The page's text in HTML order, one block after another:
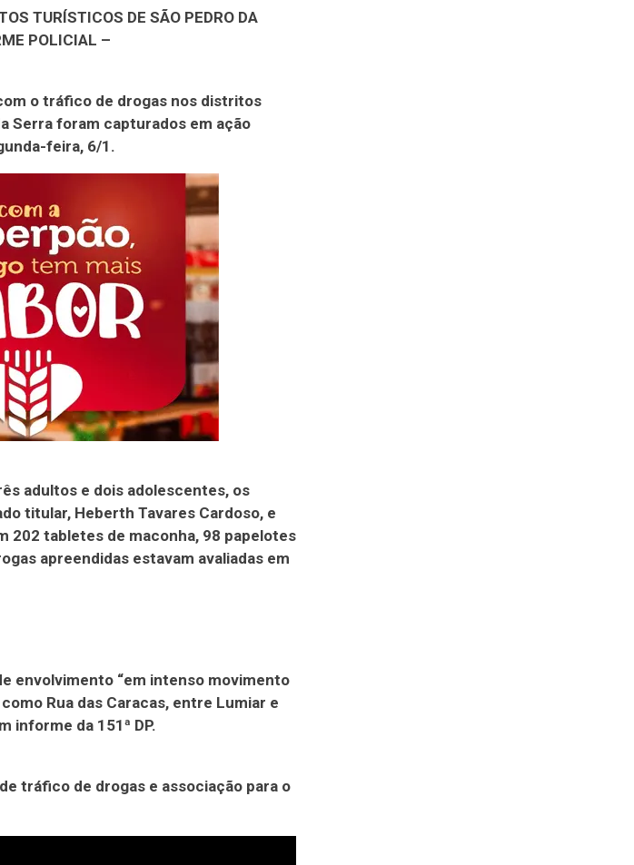
TURÍSTICOS DE SÃO PEDRO DA
POLICIAL –
o tráfico de drogas nos distritos
Serra foram capturados em ação
feira, 6/1.
adultos e dois adolescentes, os
titular, Heberth Tavares Cardoso, e
202 tabletes de maconha, 98 papelotes
apreendidas estavam avaliadas em
envolvimento “em intenso movimento
Rua das Caracas, entre Lumiar e
informe da 151ª DP.
tráfico de drogas e associação para o